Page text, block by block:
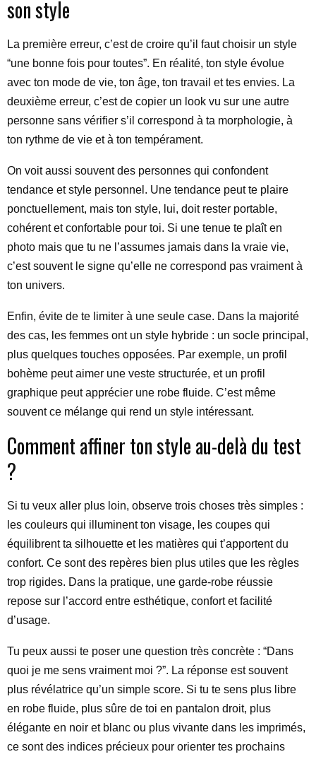
son style
La première erreur, c’est de croire qu’il faut choisir un style
“une bonne fois pour toutes”. En réalité, ton style évolue
avec ton mode de vie, ton âge, ton travail et tes envies. La
deuxième erreur, c’est de copier un look vu sur une autre
personne sans vérifier s’il correspond à ta morphologie, à
ton rythme de vie et à ton tempérament.
On voit aussi souvent des personnes qui confondent
tendance et style personnel. Une tendance peut te plaire
ponctuellement, mais ton style, lui, doit rester portable,
cohérent et confortable pour toi. Si une tenue te plaît en
photo mais que tu ne l’assumes jamais dans la vraie vie,
c’est souvent le signe qu’elle ne correspond pas vraiment à
ton univers.
Enfin, évite de te limiter à une seule case. Dans la majorité
des cas, les femmes ont un style hybride : un socle principal,
plus quelques touches opposées. Par exemple, un profil
bohème peut aimer une veste structurée, et un profil
graphique peut apprécier une robe fluide. C’est même
souvent ce mélange qui rend un style intéressant.
Comment affiner ton style au-delà du test
?
Si tu veux aller plus loin, observe trois choses très simples :
les couleurs qui illuminent ton visage, les coupes qui
équilibrent ta silhouette et les matières qui t’apportent du
confort. Ce sont des repères bien plus utiles que les règles
trop rigides. Dans la pratique, une garde-robe réussie
repose sur l’accord entre esthétique, confort et facilité
d’usage.
Tu peux aussi te poser une question très concrète : “Dans
quoi je me sens vraiment moi ?”. La réponse est souvent
plus révélatrice qu’un simple score. Si tu te sens plus libre
en robe fluide, plus sûre de toi en pantalon droit, plus
élégante en noir et blanc ou plus vivante dans les imprimés,
ce sont des indices précieux pour orienter tes prochains